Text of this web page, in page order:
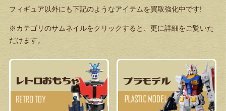
フィギュア以外にも下記のようなアイテムを買取強化中です!
※カテゴリのサムネイルをクリックすると、更に詳細をご覧いた
だけます。